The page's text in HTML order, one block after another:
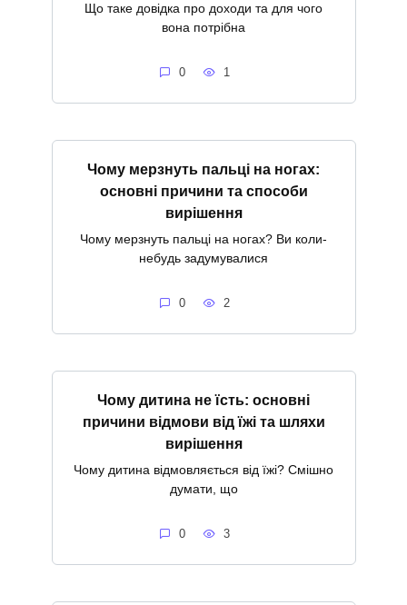
Що таке довідка про доходи та для чого
вона потрібна
0 1
Чому мерзнуть пальці на ногах:
основні причини та способи
вирішення
Чому мерзнуть пальці на ногах? Ви коли-
небудь задумувалися
0 2
Чому дитина не їсть: основні
причини відмови від їжі та шляхи
вирішення
Чому дитина відмовляється від їжі? Смішно
думати, що
0 3